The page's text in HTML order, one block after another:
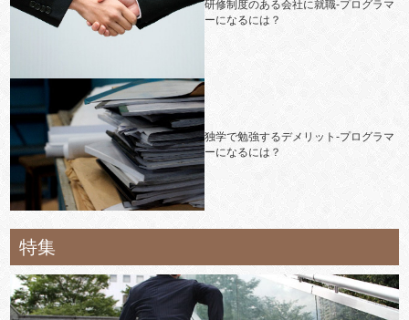
研修制度のある会社に就職-プログラマ
ーになるには？
独学で勉強するデメリット-プログラマ
ーになるには？
特集